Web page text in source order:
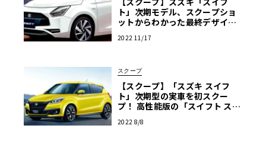
ト」次期モデル、スクープショ
ットからわかった最終デザイン
2022 11/17
スクープ
【スクープ】「スズキ スイフ
ト」次期型の実車を初スクー
プ！ 高性能版の「スイフト スポ
2022 8/8